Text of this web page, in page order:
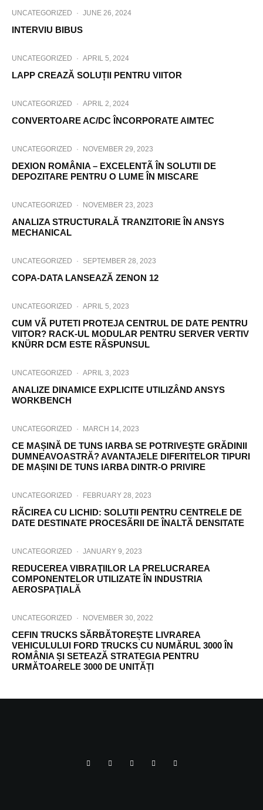
UNCATEGORIZED · JUNE 26, 2024
INTERVIU BIBUS
UNCATEGORIZED · APRIL 5, 2024
LAPP CREAZĂ SOLUȚII PENTRU VIITOR
UNCATEGORIZED · APRIL 2, 2024
CONVERTOARE AC/DC ÎNCORPORATE AIMTEC
UNCATEGORIZED · NOVEMBER 29, 2023
DEXION ROMÂNIA – EXCELENTÃ ÎN SOLUTII DE
DEPOZITARE PENTRU O LUME ÎN MISCARE
UNCATEGORIZED · NOVEMBER 23, 2023
ANALIZA STRUCTURALĂ TRANZITORIE ÎN ANSYS
MECHANICAL
UNCATEGORIZED · SEPTEMBER 28, 2023
COPA-DATA LANSEAZĂ ZENON 12
UNCATEGORIZED · APRIL 5, 2023
CUM VÃ PUTETI PROTEJA CENTRUL DE DATE PENTRU
VIITOR? RACK-UL MODULAR PENTRU SERVER VERTIV
KNÜRR DCM ESTE RÃSPUNSUL
UNCATEGORIZED · APRIL 3, 2023
ANALIZE DINAMICE EXPLICITE UTILIZÂND ANSYS
WORKBENCH
UNCATEGORIZED · MARCH 14, 2023
CE MAȘINĂ DE TUNS IARBA SE POTRIVEȘTE GRĂDINII
DUMNEAVOASTRĂ? AVANTAJELE DIFERITELOR TIPURI
DE MAȘINI DE TUNS IARBA DINTR-O PRIVIRE
UNCATEGORIZED · FEBRUARY 28, 2023
RÃCIREA CU LICHID: SOLUTII PENTRU CENTRELE DE
DATE DESTINATE PROCESÃRII DE ÎNALTÃ DENSITATE
UNCATEGORIZED · JANUARY 9, 2023
REDUCEREA VIBRAŢIILOR LA PRELUCRAREA
COMPONENTELOR UTILIZATE ÎN INDUSTRIA
AEROSPAŢIALĂ
UNCATEGORIZED · NOVEMBER 30, 2022
CEFIN TRUCKS SĂRBĂTOREȘTE LIVRAREA
VEHICULULUI FORD TRUCKS CU NUMĂRUL 3000 ÎN
ROMÂNIA ȘI SETEAZĂ STRATEGIA PENTRU
URMĂTOARELE 3000 DE UNITĂȚI